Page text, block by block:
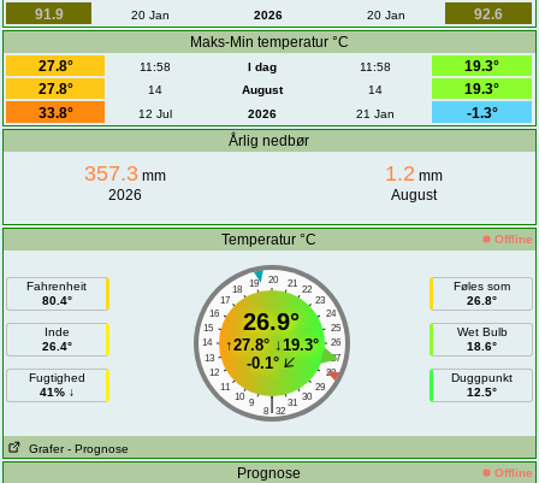
91.9
20 Jan 2026 20 Jan
92.6
Maks-Min temperatur °C
27.8°
11:58 I dag 11:58
19.3°
27.8°
14 August 14
19.3°
33.8°
12 Jul 2026 21 Jan
-1.3°
Årlig nedbør
357.3 mm
2026
1.2 mm
August
Temperatur °C Offline
Fahrenheit
80.4°
Inde
26.4°
Fugtighed
41% ↓
20
19 21
18
22
17
23
16
24
15
25
14
26
13
27
12
28
11
29
10
30
9 31
|
8 32
26.9°
↑27.8°↓19.3°
-0.1°
Føles som
26.8°
Wet Bulb
18.6°
Duggpunkt
12.5°
Grafer - Prognose
Prognose
Offline